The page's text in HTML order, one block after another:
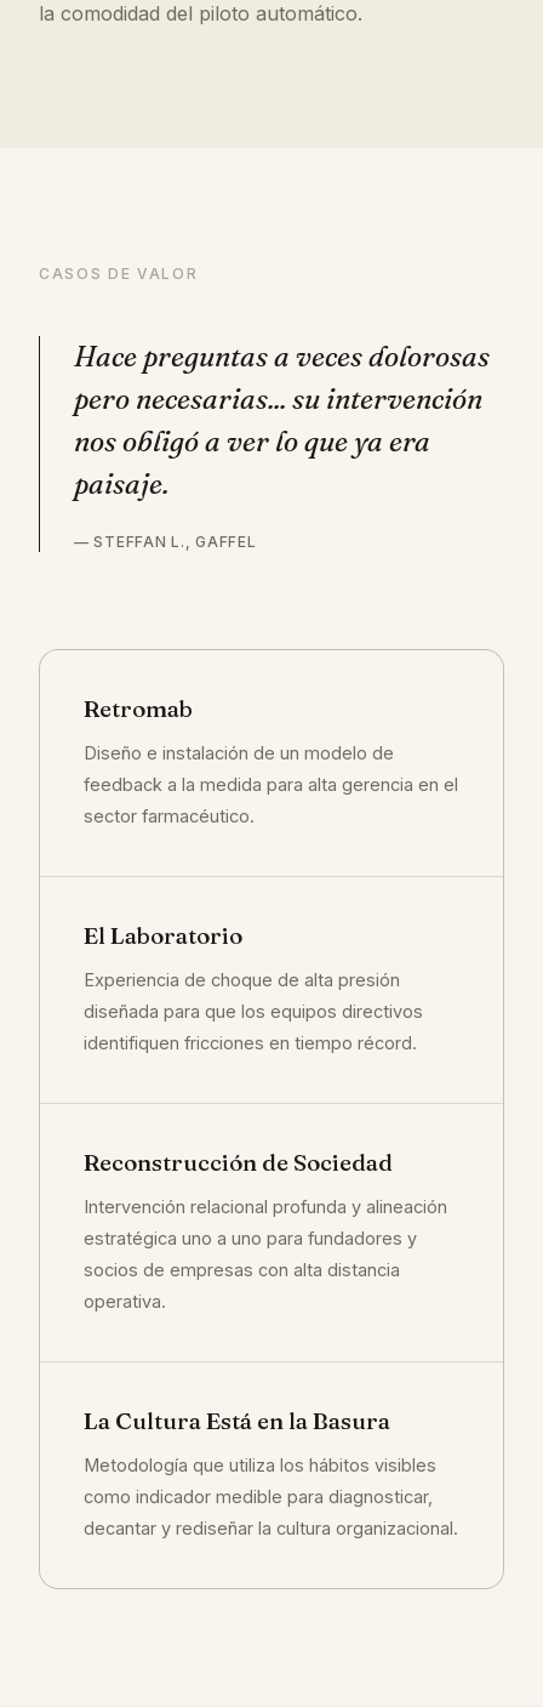
la comodidad del piloto automático.
CASOS DE VALOR
Hace preguntas a veces dolorosas
pero necesarias... su intervención
nos obligó a ver lo que ya era
paisaje.
— STEFFAN L., GAFFEL
Retromab
Diseño e instalación de un modelo de
feedback a la medida para alta gerencia en el
sector farmacéutico.
El Laboratorio
Experiencia de choque de alta presión
diseñada para que los equipos directivos
identifiquen fricciones en tiempo récord.
Reconstrucción de Sociedad
Intervención relacional profunda y alineación
estratégica uno a uno para fundadores y
socios de empresas con alta distancia
operativa.
La Cultura Está en la Basura
Metodología que utiliza los hábitos visibles
como indicador medible para diagnosticar,
decantar y rediseñar la cultura organizacional.